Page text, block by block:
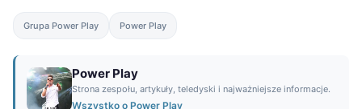
Grupa Power Play Power Play
Power Play
Strona zespołu, artykuły, teledyski i najważniejsze informacje.
Wszystko o Power Play